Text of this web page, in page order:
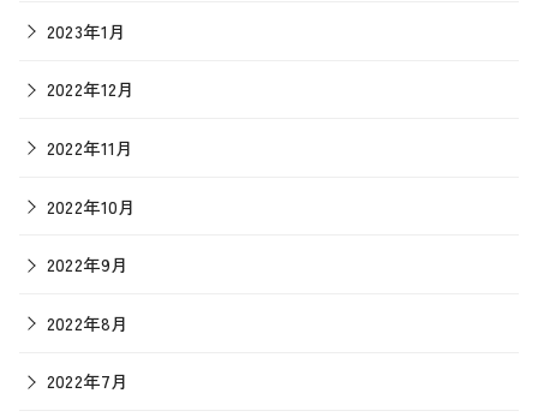
2023年1月
2022年12月
2022年11月
2022年10月
2022年9月
2022年8月
2022年7月